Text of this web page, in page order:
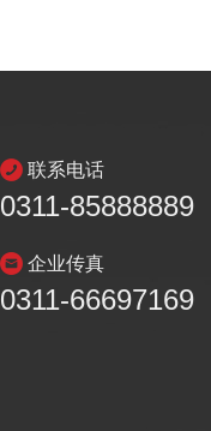
联系电话
0311-85888889
企业传真
0311-66697169